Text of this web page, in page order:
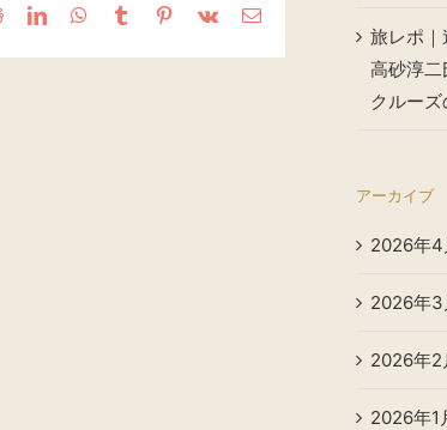
RedditLinkedInWhatsApp
TumblrPinterest
Vk Email
旅レポ｜
高砂淳二
クルーズ
アーカイブ
2026年4
2026年3
2026年2
2026年1